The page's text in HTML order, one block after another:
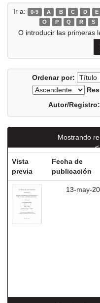
Ir a: 0-9 A B C D E
O
P Q R S
O introducir las primeras
Ordenar por:
Autor/Registro:
Mostrando
Vista
previa
Fecha de
publicación
13-may-